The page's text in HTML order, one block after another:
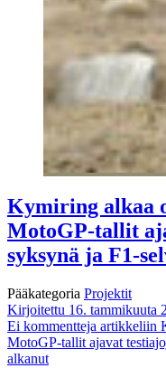
Kymiring alkaa
MotoGP-tallit
syksynä ja F1-
Pääkategoria Projektit
Kirjoitettu 16. tammikuuta
Ei kommentteja artikkeliin
MotoGP-tallit ajavat
alkanut